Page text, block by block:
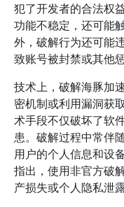
犯了开发者的合法权
功能不稳定，还可能
外，破解行为还可能
致账号被封禁或其他惩
技术上，破解海豚加
密机制或利用漏洞获
术手段不仅破坏了软
患。破解过程中常伴
用户的个人信息和设
指出，使用非官方破
产损失或个人隐私泄露